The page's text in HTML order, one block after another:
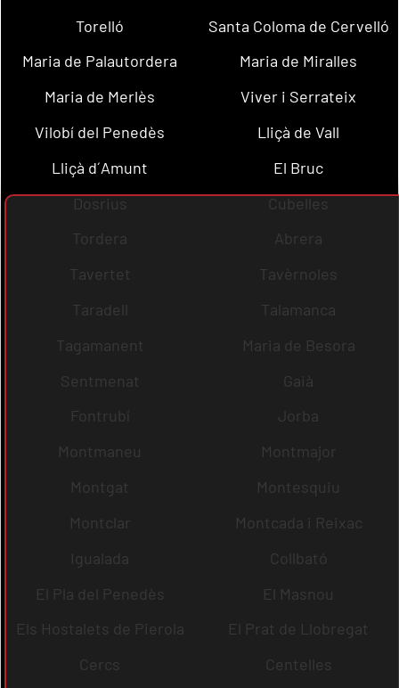
Torelló
Santa Coloma de Cervelló
Maria de Palautordera
Maria de Miralles
Maria de Merlès
Viver i Serrateix
Vilobí del Penedès
Lliçà de Vall
Lliçà d´Amunt
El Bruc
Dosrius
Cubelles
Tordera
Abrera
Tavertet
Tavèrnoles
Taradell
Talamanca
Tagamanent
Maria de Besora
Sentmenat
Gaià
Fontrubí
Jorba
Montmaneu
Montmajor
Montgat
Montesquiu
Montclar
Montcada i Reixac
Igualada
Collbató
El Pla del Penedès
El Masnou
Els Hostalets de Pierola
El Prat de Llobregat
Cercs
Centelles